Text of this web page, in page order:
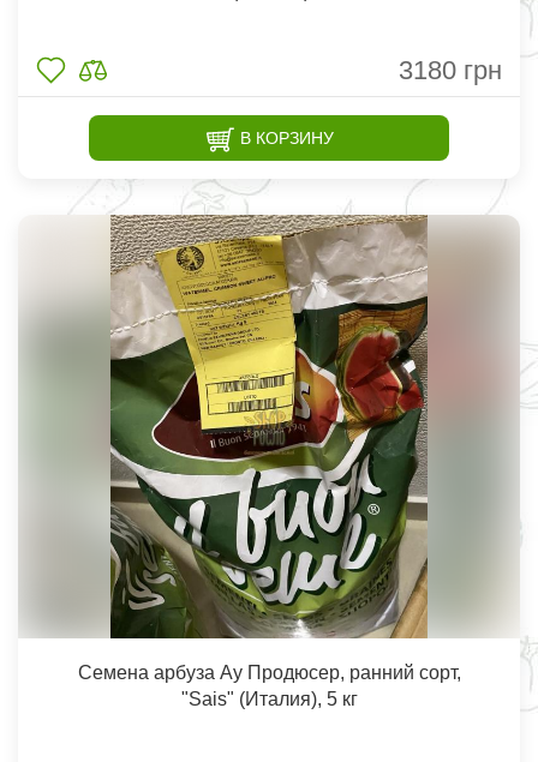
3180 грн
В КОРЗИНУ
Семена арбуза Ау Продюсер, ранний сорт,
"Sais" (Италия), 5 кг